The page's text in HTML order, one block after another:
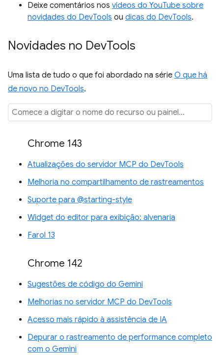
Deixe comentários nos vídeos do YouTube sobre
novidades do DevTools ou dicas do DevTools.
Novidades no DevTools
Uma lista de tudo o que foi abordado na série O que há
de novo no DevTools.
Chrome 143
Atualizações do servidor MCP do DevTools
Melhoria no compartilhamento de rastreamentos
Suporte para @starting-style
Widget do editor para exibição: alvenaria
Farol 13
Chrome 142
Sugestões de código do Gemini
Melhorias no servidor MCP do DevTools
Acesso mais rápido à assistência de IA
Depurar o rastreamento de performance completo
com o Gemini